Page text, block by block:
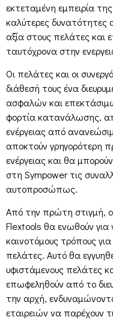
εκτεταμένη εμπειρία
καλύτερες δυνατότητες
αξία στους πελάτες και
ταυτόχρονα στην
Οι πελάτες και οι
διάθεσή τους ένα
ασφαλών και
φορτία κατανάλωσης,
ενέργειας από
αποκτούν γρηγορότερη
ενέργειας και θα
στη Sympower τις
αυτοπροσώπως.
Από την πρώτη στιγμή,
Flextools θα ενωθούν για
καινοτόμους τρόπους
πελάτες. Αυτό θα
υφιστάμενους πελάτες
επωφεληθούν από το
την αρχή,
εταιρειών να παρέχουν